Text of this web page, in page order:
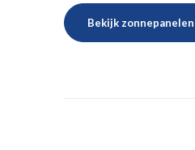
te voldoen. DMEGC
verklaring. Dit is een
duurzaamheid van
doel van deze
Bekijk zonnepanelen